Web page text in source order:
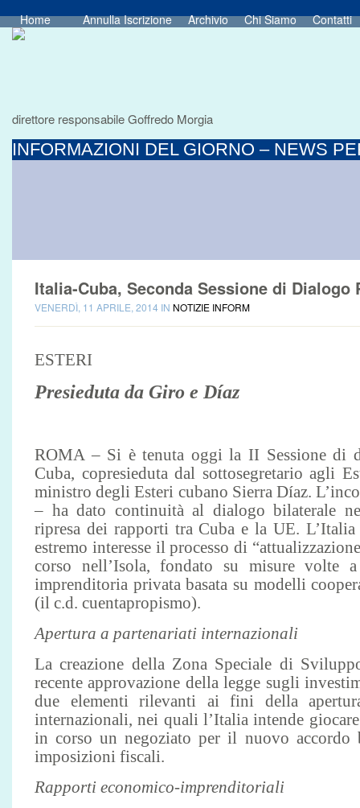
Home Annulla Iscrizione Archivio Chi Siamo Contatti
direttore responsabile Goffredo Morgia
INFORMAZIONI DEL GIORNO – NEWS
Italia-Cuba, Seconda Sessione di Dialogo
VENERDÌ, 11 APRILE, 2014 IN NOTIZIE INFORM
ESTERI
Presieduta da Giro e Díaz
ROMA – Si è tenuta oggi la II Sessione di
Cuba, copresieduta dal sottosegretario agli
ministro degli Esteri cubano Sierra Díaz.
– ha dato continuità al dialogo bilaterale
ripresa dei rapporti tra Cuba e la UE.
estremo interesse il processo di
corso nell’Isola, fondato su misure volte
imprenditoria privata basata su modelli
(il c.d. cuentapropismo).
Apertura a partenariati internazionali
La creazione della Zona Speciale di
recente approvazione della legge sugli
due elementi rilevanti ai fini della
internazionali, nei quali l’Italia intende
in corso un negoziato per il nuovo accordo
imposizioni fiscali.
Rapporti economico-imprenditoriali